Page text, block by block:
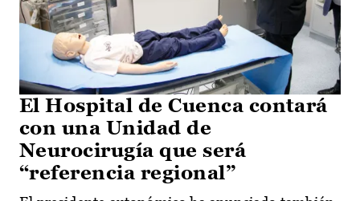
El Hospital de Cuenca contará
con una Unidad de
Neurocirugía que será
“referencia regional”